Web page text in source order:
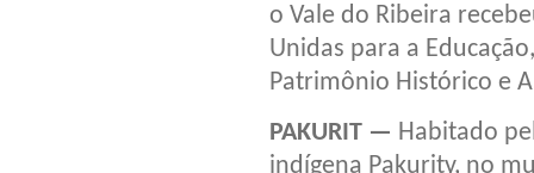
o Vale do Ribeira
Unidas para a
Patrimônio Histórico e
PAKURIT — Habitado
indígena Pakurity, no